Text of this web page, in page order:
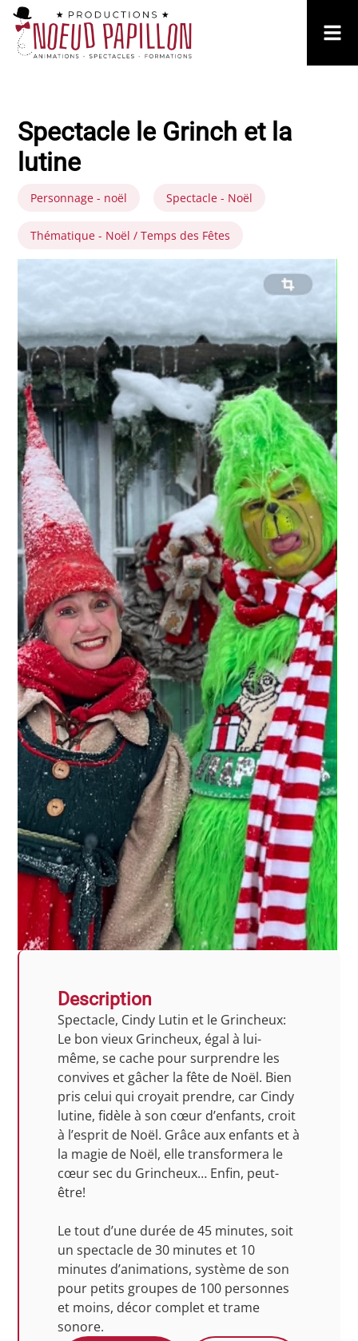
Spectacle le Grinch et la
lutine
Personnage - noël Spectacle - Noël
Thématique - Noël / Temps des Fêtes
Description
Spectacle, Cindy Lutin et le Grincheux:
Le bon vieux Grincheux, égal à lui-
même, se cache pour surprendre les
convives et gâcher la fête de Noël. Bien
pris celui qui croyait prendre, car Cindy
lutine, fidèle à son cœur d’enfants, croit
à l’esprit de Noël. Grâce aux enfants et à
la magie de Noël, elle transformera le
cœur sec du Grincheux… Enfin, peut-
être!
Le tout d’une durée de 45 minutes, soit
un spectacle de 30 minutes et 10
minutes d’animations, système de son
pour petits groupes de 100 personnes
et moins, décor complet et trame
sonore.